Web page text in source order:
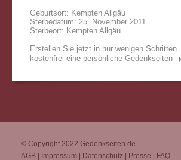
Geburtsort: Kempten Allgäu
Sterbedatum: 25. November 2011
Sterbeort: Kempten Allgäu
Erstellen Sie jetzt in nur wenigen Schritten
kostenfrei eine persönliche Gedenkseiten
© Copyright 2022 Gedenkseiten.de
AGB
Impressum Datenschutz Presse
FAQ